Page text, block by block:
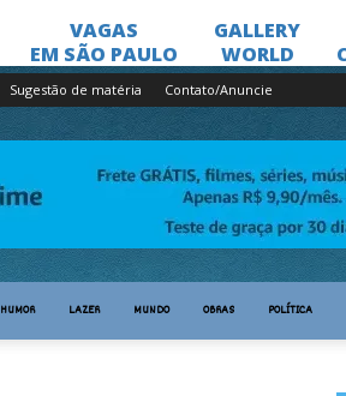
Sugestão de matéria Contato/Anuncie
HUMOR LAZER MUNDO OBRAS POLÍTICA